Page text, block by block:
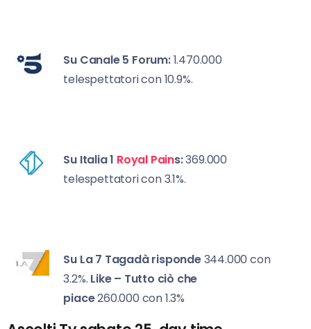
Su Canale 5 Forum:1.470.000
telespettatori con 10.9%.
Su Italia 1 Royal Pains:369.000
telespettatori con 3.1%.
Su La 7 Tagadà risponde344.000 con
3.2%. Like – Tutto ciò che
piace260.000 con 1.3%